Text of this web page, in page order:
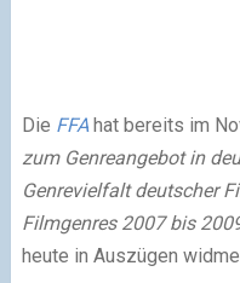
Die FFAhat bereits im
zum Genreangebot in
Genrevielfalt deutscher
Filmgenres 2007 bis
heute in Auszügen